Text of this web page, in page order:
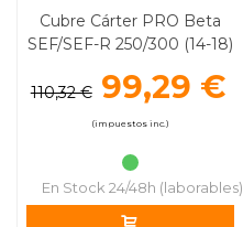
Cubre Cárter PRO Beta
SEF/SEF-R 250/300 (14-18)
110,32 € 99,29 €
(impuestos inc.)
En Stock 24/48h (laborables)